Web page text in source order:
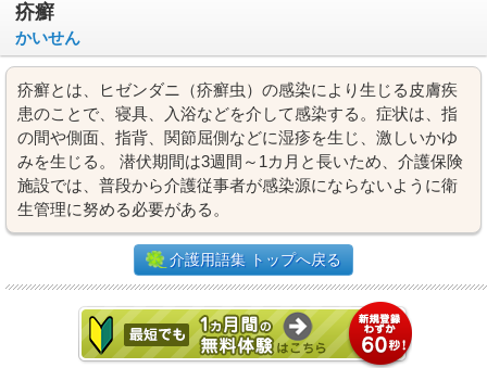
疥癬
かいせん
疥癬とは、ヒゼンダニ（疥癬虫）の感染により生じる皮膚疾
患のことで、寝具、入浴などを介して感染する。症状は、指
の間や側面、指背、関節屈側などに湿疹を生じ、激しいかゆ
みを生じる。 潜伏期間は3週間～1カ月と長いため、介護保険
施設では、普段から介護従事者が感染源にならないように衛
生管理に努める必要がある。
介護用語集 トップへ戻る